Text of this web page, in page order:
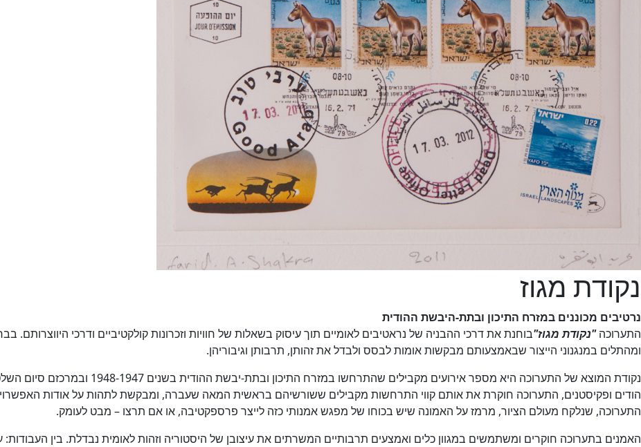
נקודת מגוז
נרטיבים מכוננים במזרח התיכון ובתת-היבשת ההודית
התערוכה"נקודת מגוז"בוחנת את דרכי ההבניה של נראטיבים לאומיים תוך עיסוק בשאלות של חוויות וזכרונות קולקטיביים ודרכי היווצרותם.
ומהתלים במנגנוני הייצור שבאמצעותם מבקשות אומות לבסס ולבדל את זהותן, תרבותן וגיבוריהן.
נקודת המוצא של התערוכה היא מספר אירועים
הודים ופקיסטנים, התערוכה חוקרת את אותם קווי התרחשות מקבילים ששורשיהם בראשית המאה שעברה, ומבקשת לתהות על אודות
התערוכה, שנלקח מעולם הציור, מרמז על האמונה שיש בכוחו של מפגש אמנותי כזה לייצר פרספקטיבה, או אם תרצו – מבט לעומק.
האמנים בתערוכה חוקרים ומשתמשים במגוון כלים ואמצעים תרבותיים המשרתים את עיצובן של היסטוריה וזהות לאומית נבדלת. בין העבודות: